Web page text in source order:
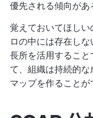
優先される傾向があ
覚えておいてほしい
ロの中には存在し
長所を活用すること
て、組織は持続的
マップを作ることが